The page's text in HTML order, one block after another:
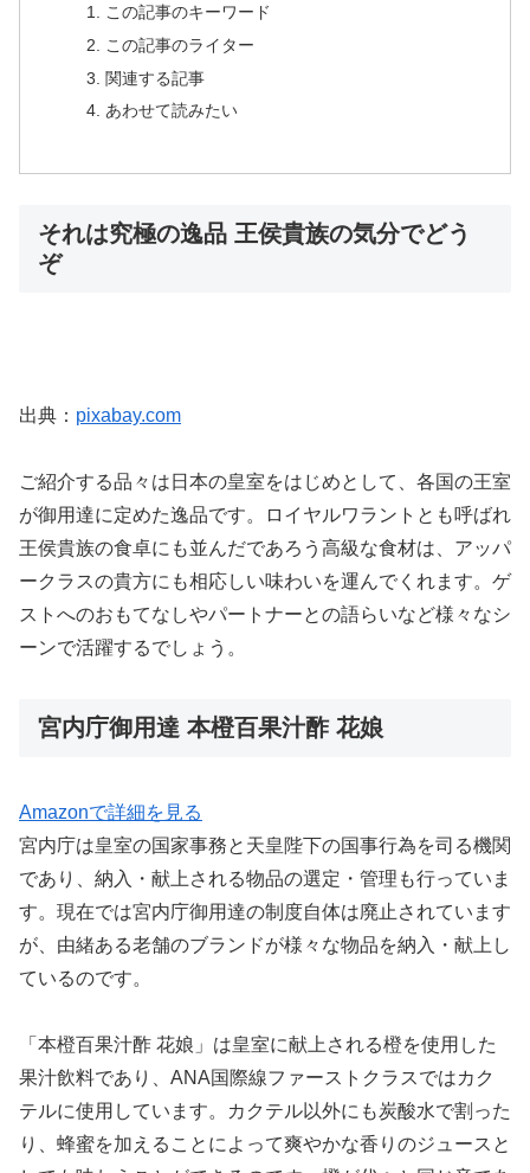
この記事のキーワード
この記事のライター
関連する記事
あわせて読みたい
それは究極の逸品 王侯貴族の気分でどう
ぞ
出典： pixabay.com
ご紹介する品々は日本の皇室をはじめとして、各国の王室
が御用達に定めた逸品です。ロイヤルワラントとも呼ばれ
王侯貴族の食卓にも並んだであろう高級な食材は、アッパ
ークラスの貴方にも相応しい味わいを運んでくれます。ゲ
ストへのおもてなしやパートナーとの語らいなど様々なシ
ーンで活躍するでしょう。
宮内庁御用達 本橙百果汁酢 花娘
Amazonで詳細を見る
宮内庁は皇室の国家事務と天皇陛下の国事行為を司る機関
であり、納入・献上される物品の選定・管理も行っていま
す。現在では宮内庁御用達の制度自体は廃止されています
が、由緒ある老舗のブランドが様々な物品を納入・献上し
ているのです。
「本橙百果汁酢 花娘」は皇室に献上される橙を使用した
果汁飲料であり、ANA国際線ファーストクラスではカク
テルに使用しています。カクテル以外にも炭酸水で割った
り、蜂蜜を加えることによって爽やかな香りのジュースと